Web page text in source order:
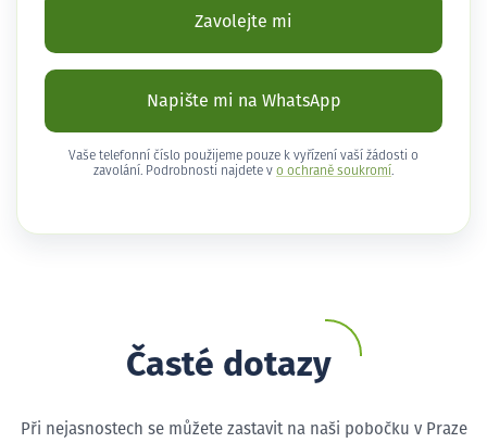
Zavolejte mi
Napište mi na WhatsApp
Vaše telefonní číslo použijeme pouze k vyřízení vaší žádosti o
zavolání. Podrobnosti najdete v o ochraně soukromí .
Časté dotazy
Při nejasnostech se můžete zastavit na naši pobočku v Praze